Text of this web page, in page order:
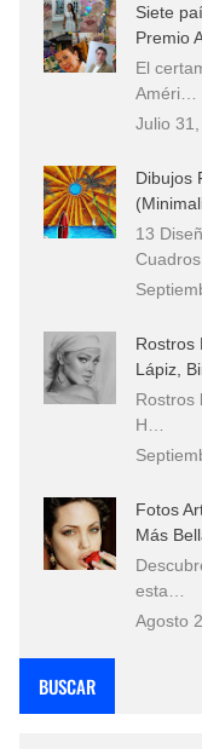
Siete
Premio
El
Améri…
Julio
Dibujos
13
Rostros
Lápiz,
Rostros
H…
Fotos
Más
esta…
Agosto
BUSCAR